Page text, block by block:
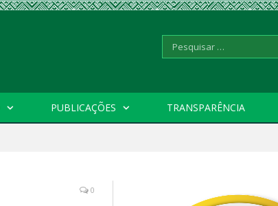
Pesquisar
PUBLICAÇÕES TRANSPARÊNCIA
0